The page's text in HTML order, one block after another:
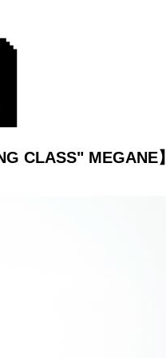
CLASS" MEGANE】